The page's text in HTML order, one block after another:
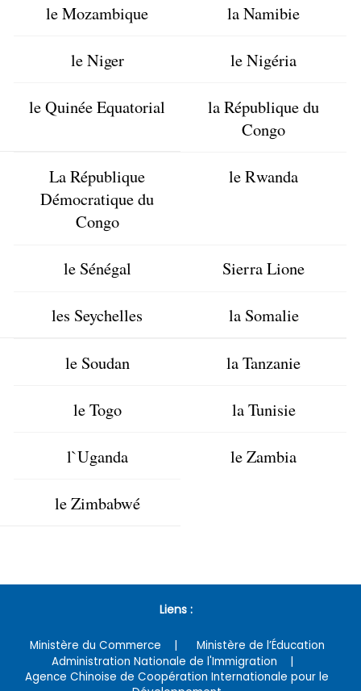
le Mozambique la Namibie
le Niger le Nigéria
le Quinée Equatorial
la République du
Congo
La République
Démocratique du
Congo
le Rwanda
le Sénégal Sierra Lione
les Seychelles la Somalie
le Soudan la Tanzanie
le Togo la Tunisie
l`Uganda le Zambia
le Zimbabwé
Liens :
Ministère du Commerce
Ministère de l’Éducation
Administration Nationale de l'Immigration
Agence Chinoise de Coopération Internationale pour le